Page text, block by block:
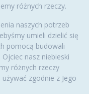
różnych rzeczy.
naszych potrzeb
umieli dzielić się
pomocą budowali
nasz niebieski
różnych rzeczy
zgodnie z Jego